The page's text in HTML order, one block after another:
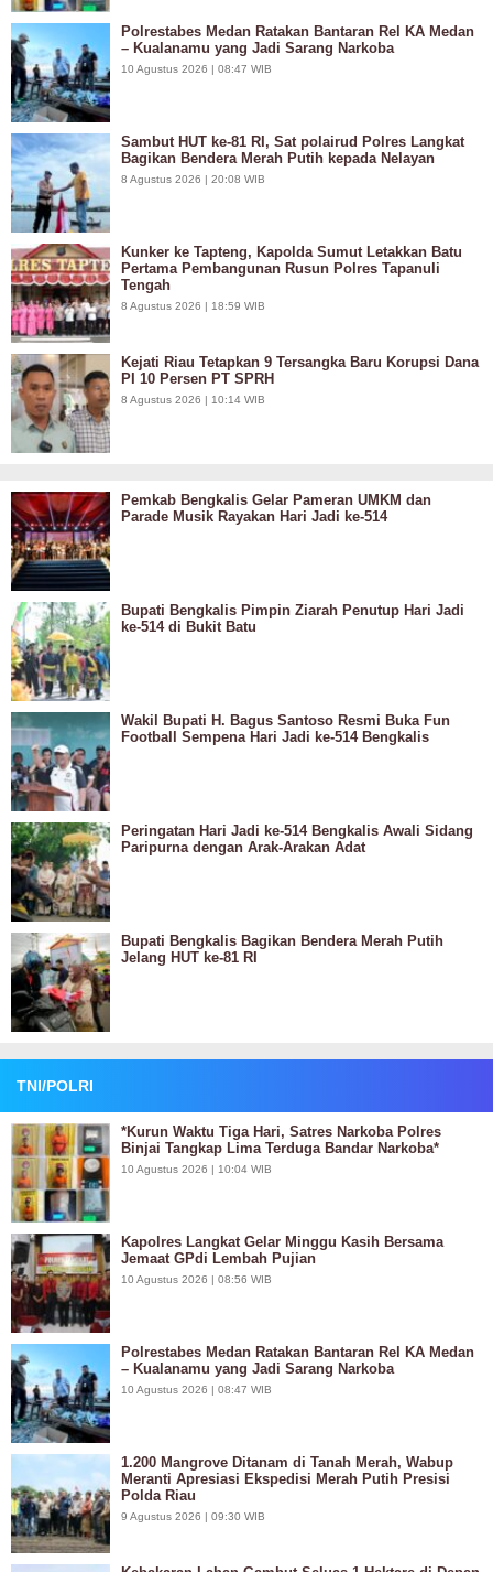
Polrestabes Medan Ratakan Bantaran Rel KA Medan
– Kualanamu yang Jadi Sarang Narkoba
10 Agustus 2026 | 08:47 WIB
Sambut HUT ke-81 RI, Sat polairud Polres Langkat
Bagikan Bendera Merah Putih kepada Nelayan
8 Agustus 2026 | 20:08 WIB
Kunker ke Tapteng, Kapolda Sumut Letakkan Batu
Pertama Pembangunan Rusun Polres Tapanuli
Tengah
8 Agustus 2026 | 18:59 WIB
Kejati Riau Tetapkan 9 Tersangka Baru Korupsi Dana
PI 10 Persen PT SPRH
8 Agustus 2026 | 10:14 WIB
Pemkab Bengkalis Gelar Pameran UMKM dan
Parade Musik Rayakan Hari Jadi ke-514
Bupati Bengkalis Pimpin Ziarah Penutup Hari Jadi
ke-514 di Bukit Batu
Wakil Bupati H. Bagus Santoso Resmi Buka Fun
Football Sempena Hari Jadi ke-514 Bengkalis
Peringatan Hari Jadi ke-514 Bengkalis Awali Sidang
Paripurna dengan Arak-Arakan Adat
Bupati Bengkalis Bagikan Bendera Merah Putih
Jelang HUT ke-81 RI
TNI/POLRI
*Kurun Waktu Tiga Hari, Satres Narkoba Polres
Binjai Tangkap Lima Terduga Bandar Narkoba*
10 Agustus 2026 | 10:04 WIB
Kapolres Langkat Gelar Minggu Kasih Bersama
Jemaat GPdi Lembah Pujian
10 Agustus 2026 | 08:56 WIB
Polrestabes Medan Ratakan Bantaran Rel KA Medan
– Kualanamu yang Jadi Sarang Narkoba
10 Agustus 2026 | 08:47 WIB
1.200 Mangrove Ditanam di Tanah Merah, Wabup
Meranti Apresiasi Ekspedisi Merah Putih Presisi
Polda Riau
9 Agustus 2026 | 09:30 WIB